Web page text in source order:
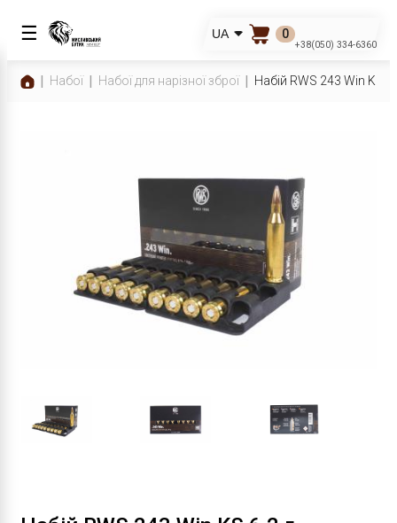
☰ UA 0
+38(050) 334-6360
Набої Набої для нарізної зброї Набій RWS 243 Win KS